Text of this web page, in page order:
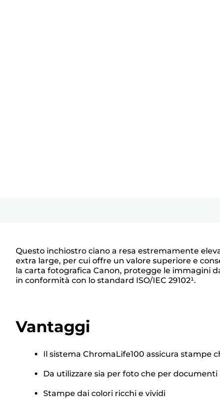
Questo inchiostro ciano a resa estremamente
extra large, per cui offre un valore superiore e
la carta fotografica Canon, protegge le immagini
in conformità con lo standard ISO/IEC 29102¹.
Vantaggi
Il sistema ChromaLife100 assicura stampe
Da utilizzare sia per foto che per documenti
Stampe dai colori ricchi e vividi